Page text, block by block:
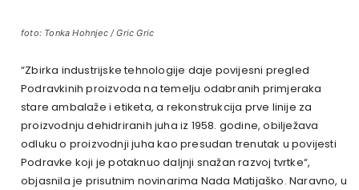
foto: Tonka Hohnjec / Gric Gric
“Zbirka industrijske tehnologije daje povijesni pregled
Podravkinih proizvoda na temelju odabranih primjeraka
stare ambalaže i etiketa, a rekonstrukcija prve linije za
proizvodnju dehidriranih juha iz 1958. godine, obilježava
odluku o proizvodnji juha kao presudan trenutak u povijesti
Podravke koji je potaknuo daljnji snažan razvoj tvrtke“,
objasnila je prisutnim novinarima Nada Matijaško. Naravno, u